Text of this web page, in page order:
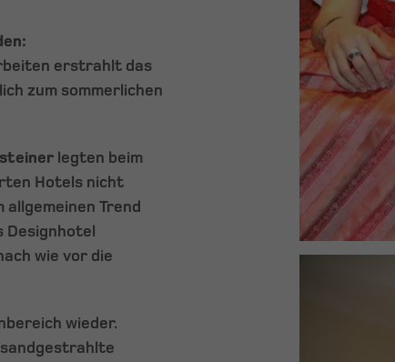
erstrahlt das
zum sommerlichen
legten beim
Hotels nicht
allgemeinen Trend
Designhotel
wie vor die
wieder.